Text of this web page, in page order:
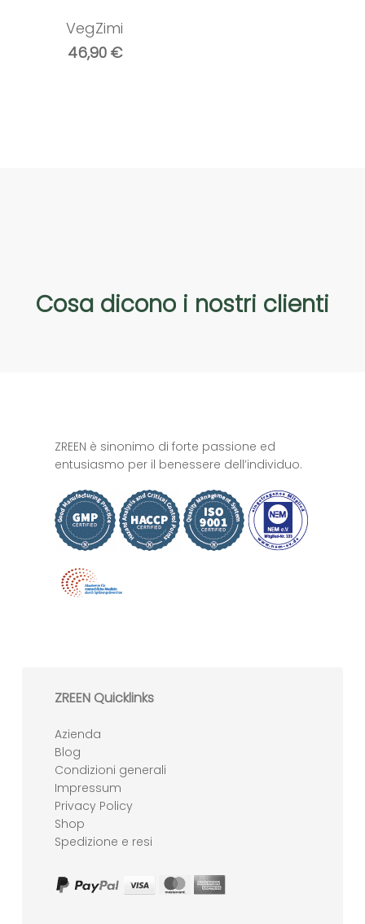
VegZimi
46,90 €
Cosa dicono i nostri clienti
ZREEN è sinonimo di forte passione ed
entusiasmo per il benessere dell’individuo.
ZREEN Quicklinks
Azienda
Blog
Condizioni generali
Impressum
Privacy Policy
Shop
Spedizione e resi